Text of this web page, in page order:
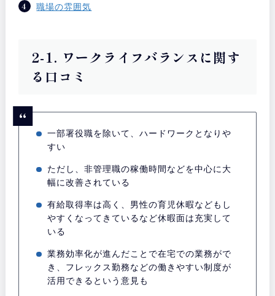
職場の雰囲気
2-1. ワークライフバランスに関す
る口コミ
一部署役職を除いて、ハードワークとなりや
すい
ただし、非管理職の稼働時間などを中心に大
幅に改善されている
有給取得率は高く、男性の育児休暇などもし
やすくなってきているなど休暇面は充実して
いる
業務効率化が進んだことで在宅での業務がで
き、フレックス勤務などの働きやすい制度が
活用できるという意見も